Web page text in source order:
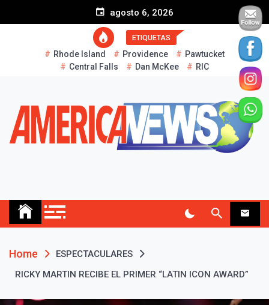
agosto 6, 2026
ETIQUETAS
Rhode Island Providence
Pawtucket
Central Falls
Dan McKee RIC
Home
ESPECTACULARES
RICKY MARTIN RECIBE EL PRIMER “LATIN ICON AWARD”